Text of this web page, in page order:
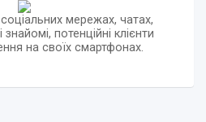
мережах, чатах,
потенційні клієнти
на своїх смартфонах.